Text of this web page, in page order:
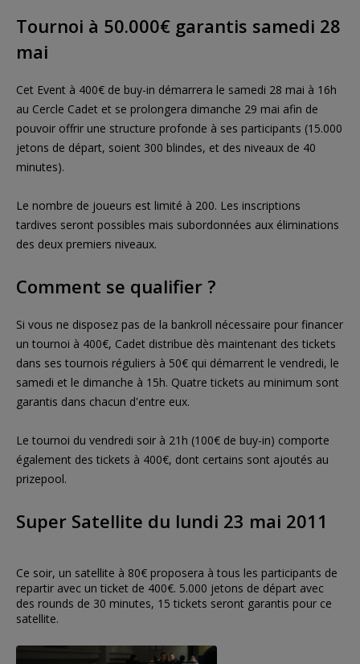
Tournoi à 50.000€ garantis samedi 28
mai
Cet Event à 400€ de buy-in démarrera le samedi 28 mai à 16h
au Cercle Cadet et se prolongera dimanche 29 mai afin de
pouvoir offrir une structure profonde à ses participants (15.000
jetons de départ, soient 300 blindes, et des niveaux de 40
minutes).
Le nombre de joueurs est limité à 200. Les inscriptions
tardives seront possibles mais subordonnées aux éliminations
des deux premiers niveaux.
Comment se qualifier ?
Si vous ne disposez pas de la bankroll nécessaire pour financer
un tournoi à 400€, Cadet distribue dès maintenant des tickets
dans ses tournois réguliers à 50€ qui démarrent le vendredi, le
samedi et le dimanche à 15h. Quatre tickets au minimum sont
garantis dans chacun d'entre eux.
Le tournoi du vendredi soir à 21h (100€ de buy-in) comporte
également des tickets à 400€, dont certains sont ajoutés au
prizepool.
Super Satellite du lundi 23 mai 2011
Ce soir, un satellite à 80€ proposera à tous les participants de
repartir avec un ticket de 400€. 5.000 jetons de départ avec
des rounds de 30 minutes, 15 tickets seront garantis pour ce
satellite.